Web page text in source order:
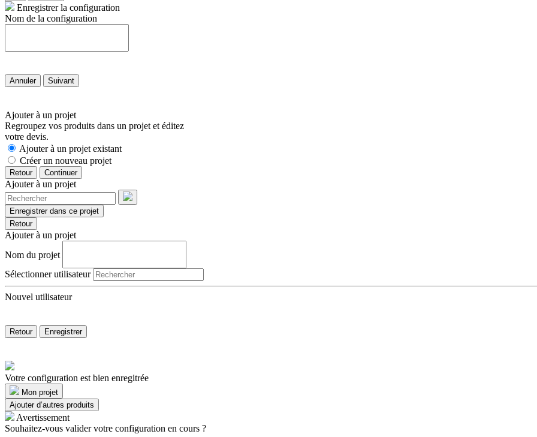
Enregistrer la configuration
Nom de la configuration
Annuler Suivant
Ajouter à un projet
Regroupez vos produits dans un projet et éditez
votre devis.
Ajouter à un projet existant
Créer un nouveau projet
Retour Continuer
Ajouter à un projet
Enregistrer dans ce projet
Retour
Ajouter à un projet
Nom du projet
Sélectionner utilisateur
Nouvel utilisateur
Retour Enregistrer
Votre configuration est bien enregitrée
Mon projet
Ajouter d’autres produits
Avertissement
Souhaitez-vous valider votre configuration en cours ?